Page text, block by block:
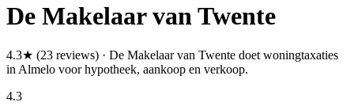
De Makelaar van Twente
4.3★ (23 reviews) · De Makelaar van Twente doet woningtaxaties
in Almelo voor hypotheek, aankoop en verkoop.
4.3